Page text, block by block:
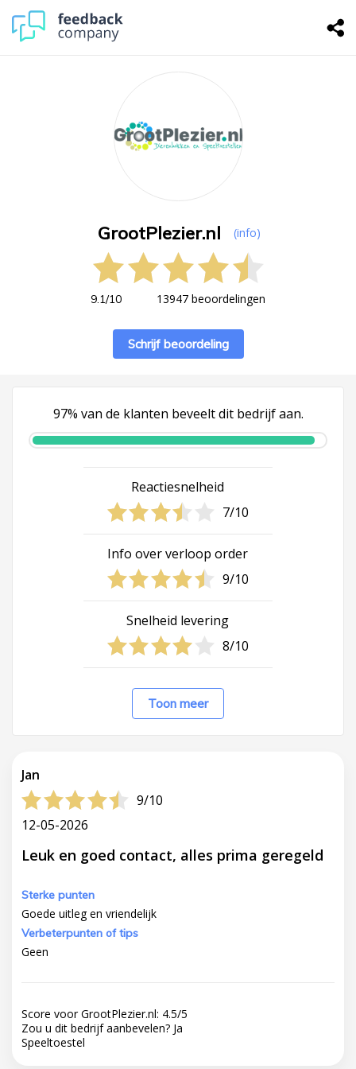
GrootPlezier.nl (info)
9.1/10 13947 beoordelingen
Schrijf beoordeling
97% van de klanten beveelt dit bedrijf aan.
Reactiesnelheid
7/10
Info over verloop order
9/10
Snelheid levering
8/10
Toon meer
Jan
9/10
12-05-2026
Leuk en goed contact, alles prima geregeld
Sterke punten
Goede uitleg en vriendelijk
Verbeterpunten of tips
Geen
Score voor GrootPlezier.nl: 4.5/5
Zou u dit bedrijf aanbevelen? Ja
Speeltoestel